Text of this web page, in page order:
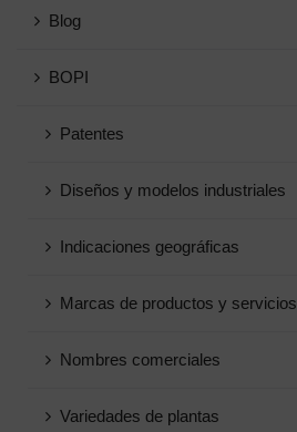
Blog
BOPI
Patentes
Diseños y modelos industriales
Indicaciones geográficas
Marcas de productos y servicios
Nombres comerciales
Variedades de plantas